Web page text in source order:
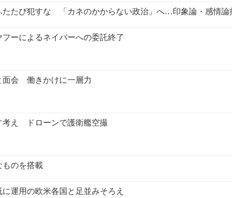
たび犯すな 「カネのかからない政治」へ…印象論・感情論
ーによるネイバーへの委託終了
面会 働きかけに一層力
考え ドローンで護衛艦空撮
のを搭載
運用の欧米各国と足並みそろえ